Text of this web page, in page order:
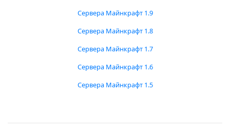
Сервера Майнкрафт 1.9
Сервера Майнкрафт 1.8
Сервера Майнкрафт 1.7
Сервера Майнкрафт 1.6
Сервера Майнкрафт 1.5